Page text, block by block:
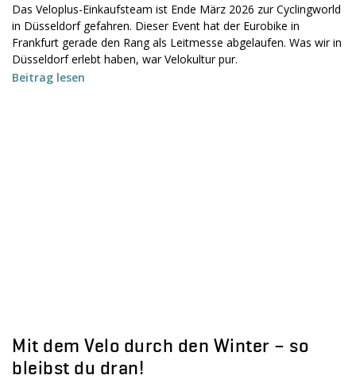
Das Veloplus-Einkaufsteam ist Ende März 2026 zur Cyclingworld
in Düsseldorf gefahren. Dieser Event hat der Eurobike in
Frankfurt gerade den Rang als Leitmesse abgelaufen. Was wir in
Düsseldorf erlebt haben, war Velokultur pur.
Beitrag lesen
Mit dem Velo durch den Winter – so
bleibst du dran!